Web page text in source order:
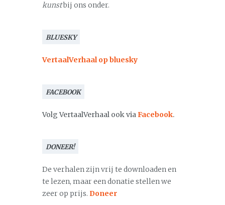
kunstbij ons onder.
BLUESKY
VertaalVerhaal op bluesky
FACEBOOK
Volg VertaalVerhaal ook viaFacebook.
DONEER!
De verhalen zijn vrij te downloaden en
te lezen, maar een donatie stellen we
zeer op prijs. Doneer